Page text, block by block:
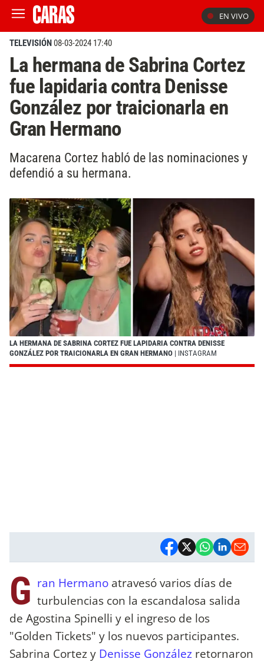
EN VIVO
TELEVISIÓN08-03-2024 17:40
La hermana de Sabrina Cortez
fue lapidaria contra Denisse
González por traicionarla en
Gran Hermano
Macarena Cortez habló de las nominaciones y
defendió a su hermana.
LA HERMANA DE SABRINA CORTEZ FUE LAPIDARIA CONTRA DENISSE
GONZÁLEZ POR TRAICIONARLA EN GRAN HERMANO | INSTAGRAM
G ran Hermano atravesó varios días de
turbulencias con la escandalosa salida
de Agostina Spinelli y el ingreso de los
"Golden Tickets" y los nuevos participantes.
Sabrina Cortez y Denisse González retornaron